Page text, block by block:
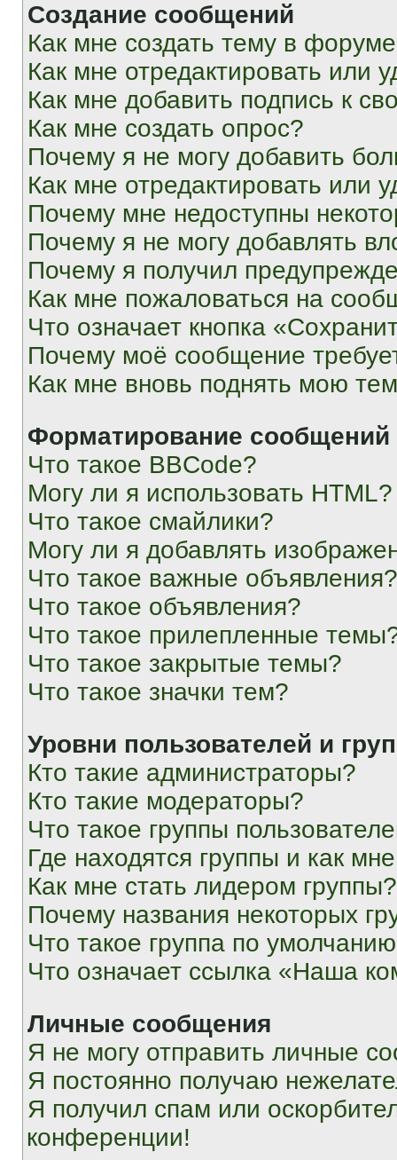
Создание сообщений
Как мне создать тему в
Как мне отредактировать или
Как мне добавить подпись к
Как мне создать опрос?
Почему я не могу добавить
Как мне отредактировать или
Почему мне недоступны
Почему я не могу добавлять
Почему я получил
Как мне пожаловаться на
Что означает кнопка
Почему моё сообщение
Как мне вновь поднять мою
Форматирование
Что такое BBCode?
Могу ли я использовать HTML?
Что такое смайлики?
Могу ли я добавлять
Что такое важные объявления?
Что такое объявления?
Что такое прилепленные
Что такое закрытые темы?
Что такое значки тем?
Уровни пользователей и
Кто такие администраторы?
Кто такие модераторы?
Что такое группы
Где находятся группы и как
Как мне стать лидером группы?
Почему названия некоторых
Что такое группа по
Что означает ссылка «Наша
Личные сообщения
Я не могу отправить личные
Я постоянно получаю
Я получил спам или
конференции!